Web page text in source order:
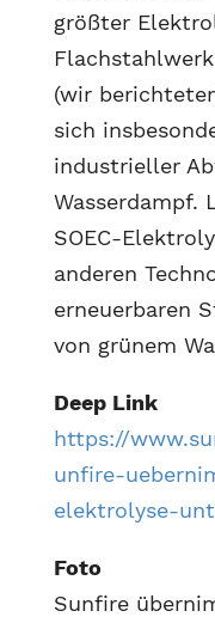
größter
(wir
sich
industrieller
Wasserdampf.
SOEC-
anderen
erneuerbaren
von grünem
Deep Link
https://
unfire-
elektrolyse-
Foto
Sunfire